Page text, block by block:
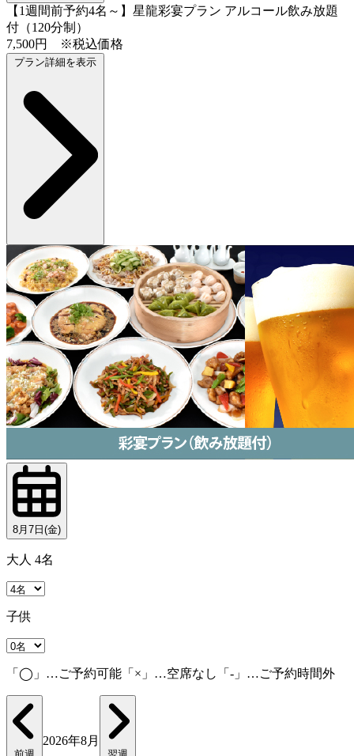
【1週間前予約4名～】星龍彩宴プラン アルコール飲み放題
付（120分制）
7,500円 ※税込価格
8月7日(金)
大人 4名
子供
「◯」…ご予約可能「×」…空席なし「-」…ご予約時間外
2026年8月